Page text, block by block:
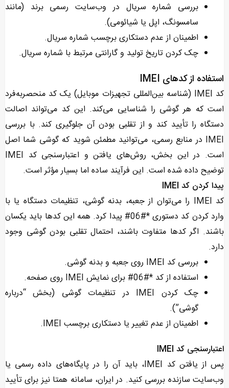
بررسی شماره سریال در وب‌سایت رسمی برند (مانند
سامسونگ، اپل یا شیائومی).
اطمینان از عدم دستکاری برچسب شماره سریال.
چک کردن تاریخ تولید و گارانتی مرتبط با شماره سریال.
استفاده از کدهای IMEI
کد IMEI (شناسه بین‌المللی تجهیزات موبایل) یک کد منحصربه‌فرد
است که هر گوشی را شناسایی می‌کند. این کد می‌تواند اصالت
دستگاه را تأیید کند و از تقلبی بودن آن جلوگیری کند. با بررسی
IMEI در منابع رسمی، می‌توانید مطمئن شوید که گوشی شما اصل
است. در این بخش، روش‌های یافتن و اعتبارسنجی کد IMEI
توضیح داده شده است. این فرآیند ساده اما بسیار مؤثر است.
پیدا کردن کد IMEI
کد IMEI را می‌توان از جعبه، بدنه گوشی، تنظیمات دستگاه یا با
وارد کردن کد دستوری *#06# پیدا کرد. همه این کدها باید یکسان
باشند. اگر کدها متفاوت باشند، احتمال تقلبی بودن گوشی وجود
دارد.
بررسی کد IMEI روی جعبه و بدنه گوشی.
استفاده از کد *#06# برای نمایش IMEI روی صفحه.
چک کردن IMEI در تنظیمات گوشی (بخش “درباره
گوشی”).
اطمینان از عدم تغییر یا دستکاری برچسب IMEI.
اعتبارسنجی کد IMEI
پس از یافتن کد IMEI، باید آن را در پایگاه‌های داده رسمی یا
وب‌سایت سازنده بررسی کنید. در ایران، سامانه همتا نیز برای تأیید